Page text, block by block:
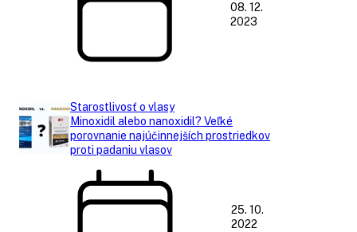
08. 12.
2023
Starostlivosť o vlasy
Minoxidil alebo nanoxidil? Veľké
porovnanie najúčinnejších prostriedkov
proti padaniu vlasov
25. 10.
2022